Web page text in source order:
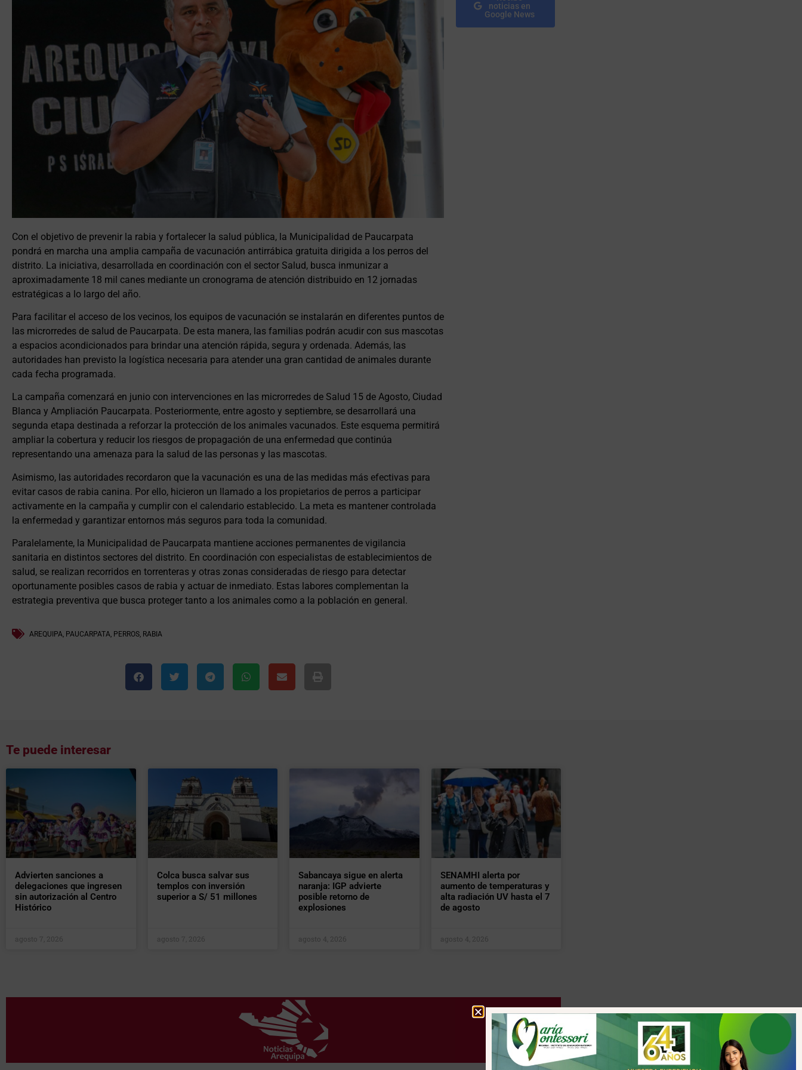
Con el objetivo de prevenir la rabia y fortalecer la salud pública, la Municipalidad de Paucarpata
pondrá en marcha una amplia campaña de vacunación antirrábica gratuita dirigida a los perros del
distrito. La iniciativa, desarrollada en coordinación con el sector Salud, busca inmunizar a
aproximadamente 18 mil canes mediante un cronograma de atención distribuido en 12 jornadas
estratégicas a lo largo del año.
Para facilitar el acceso de los vecinos, los equipos de vacunación se instalarán en diferentes puntos de
las microrredes de salud de Paucarpata. De esta manera, las familias podrán acudir con sus mascotas
a espacios acondicionados para brindar una atención rápida, segura y ordenada. Además, las
autoridades han previsto la logística necesaria para atender una gran cantidad de animales durante
cada fecha programada.
La campaña comenzará en junio con intervenciones en las microrredes de Salud 15 de Agosto, Ciudad
Blanca y Ampliación Paucarpata. Posteriormente, entre agosto y septiembre, se desarrollará una
segunda etapa destinada a reforzar la protección de los animales vacunados. Este esquema permitirá
ampliar la cobertura y reducir los riesgos de propagación de una enfermedad que continúa
representando una amenaza para la salud de las personas y las mascotas.
Asimismo, las autoridades recordaron que la vacunación es una de las medidas más efectivas para
evitar casos de rabia canina. Por ello, hicieron un llamado a los propietarios de perros a participar
activamente en la campaña y cumplir con el calendario establecido. La meta es mantener controlada
la enfermedad y garantizar entornos más seguros para toda la comunidad.
Paralelamente, la Municipalidad de Paucarpata mantiene acciones permanentes de vigilancia
sanitaria en distintos sectores del distrito. En coordinación con especialistas de establecimientos de
salud, se realizan recorridos en torrenteras y otras zonas consideradas de riesgo para detectar
oportunamente posibles casos de rabia y actuar de inmediato. Estas labores complementan la
estrategia preventiva que busca proteger tanto a los animales como a la población en general.
AREQUIPA PAUCARPATA PERROS RABIA
noticias en
Google News
Te puede interesar
Advierten sanciones a
delegaciones que ingresen
sin autorización al Centro
Histórico
agosto 7, 2026
Colca busca salvar sus
templos con inversión
superior a S/ 51 millones
agosto 7, 2026
Sabancaya sigue en alerta
naranja: IGP advierte
posible retorno de
explosiones
agosto 4, 2026
SENAMHI alerta por
aumento de temperaturas y
alta radiación UV hasta el 7
de agosto
agosto 4, 2026